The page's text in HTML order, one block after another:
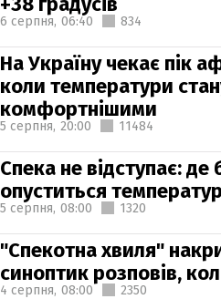
6 серпня, 06:40 834
На Україну чекає пік
коли температури
комфортнішими
5 серпня, 20:00 11484
Спека не відступає: де
опуститься
5 серпня, 08:00 1320
"Спекотна хвиля"
синоптик розповів,
4 серпня, 08:00 2350